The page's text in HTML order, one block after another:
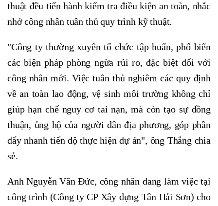
thuật đều tiến hành kiểm tra điều kiện an toàn, nhắc
nhở công nhân tuân thủ quy trình kỹ thuật.
"Công ty thường xuyên tổ chức tập huấn, phổ biến
các biện pháp phòng ngừa rủi ro, đặc biệt đối với
công nhân mới. Việc tuân thủ nghiêm các quy định
về an toàn lao động, vệ sinh môi trường không chỉ
giúp hạn chế nguy cơ tai nạn, mà còn tạo sự đồng
thuận, ủng hộ của người dân địa phương, góp phần
đẩy nhanh tiến độ thực hiện dự án", ông Thắng chia
sẻ.
Anh Nguyễn Văn Đức, công nhân đang làm việc tại
công trình (Công ty CP Xây dựng Tân Hải Sơn) cho